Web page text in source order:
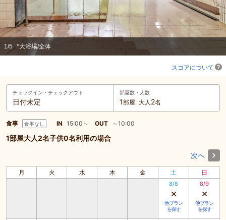
1/5 *大浴場/全体
スコアについて
チェックイン・ チェックアウト
日付未定
部屋数・人数
1部屋 大人 2名
食事 食事なし IN 15:00～ OUT ～10:00
1部屋大人2名子供0名利用の場合
次へ
月 火 水 木 金 土 日
8/8
×
他プラン
を探す
8/9
×
他プラン
を探す